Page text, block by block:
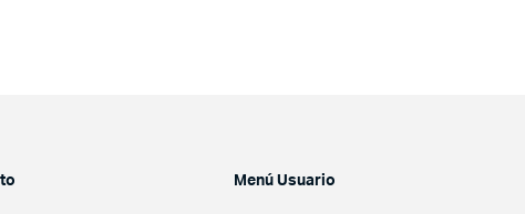
Menú Usuario